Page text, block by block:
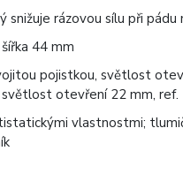
rázovou sílu při pádu
44 mm
pojistkou, světlost
otevření 22 mm,
vlastnostmi;